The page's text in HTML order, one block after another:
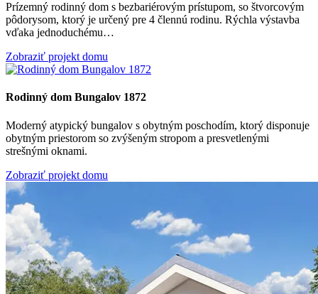
Prízemný rodinný dom s bezbariérovým prístupom, so štvorcovým
pôdorysom, ktorý je určený pre 4 člennú rodinu. Rýchla výstavba
vďaka jednoduchému…
Zobraziť projekt domu
Rodinný dom Bungalov 1872
Moderný atypický bungalov s obytným poschodím, ktorý disponuje
obytným priestorom so zvýšeným stropom a presvetlenými
strešnými oknami.
Zobraziť projekt domu